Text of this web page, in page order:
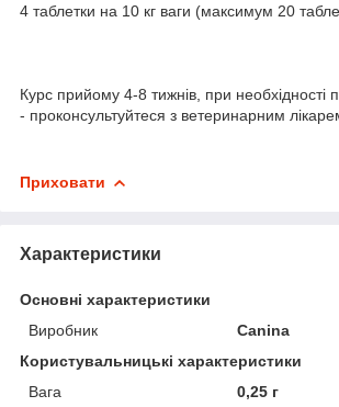
4 таблетки на 10 кг ваги (максимум 20
Курс прийому 4-8 тижнів, при необхідності
- проконсультуйтеся з ветеринарним
Приховати
Характеристики
Основні характеристики
Виробник
Canina
Користувальницькі характеристики
Вага
0,25 г